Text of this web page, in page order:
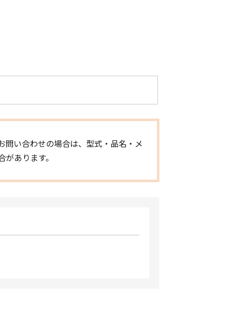
い合わせの場合は、型式・品名・メ
あります。